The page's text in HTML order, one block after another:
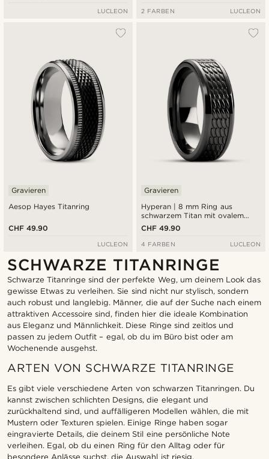
LUCLEON 2 FARBEN LUCLEON
Aesop Hayes Titanring
Gravieren
CHF 49.90
LUCLEON
Hyperan | 8 mm Ring aus
schwarzem Titan mit ovalem
Muster
Gravieren
CHF 49.90
4 FARBEN LUCLEON
SCHWARZE TITANRINGE
Schwarze Titanringe sind der perfekte Weg, um deinem Look das
gewisse Etwas zu verleihen. Sie sind nicht nur stylisch, sondern
auch robust und langlebig. Männer, die auf der Suche nach einem
attraktiven Accessoire sind, finden hier die ideale Kombination
aus Eleganz und Männlichkeit. Diese Ringe sind zeitlos und
passen zu jedem Outfit – egal, ob du im Büro bist oder am
Wochenende ausgehst.
ARTEN VON SCHWARZE TITANRINGE
Es gibt viele verschiedene Arten von schwarzen Titanringen. Du
kannst zwischen schlichten Designs, die elegant und
zurückhaltend sind, und auffälligeren Modellen wählen, die mit
Mustern oder Texturen spielen. Einige Ringe haben sogar
eingravierte Details, die deinem Stil eine persönliche Note
verleihen. Egal, ob du einen Ring für den Alltag oder für
besondere Anlässe suchst, die Auswahl ist riesig.